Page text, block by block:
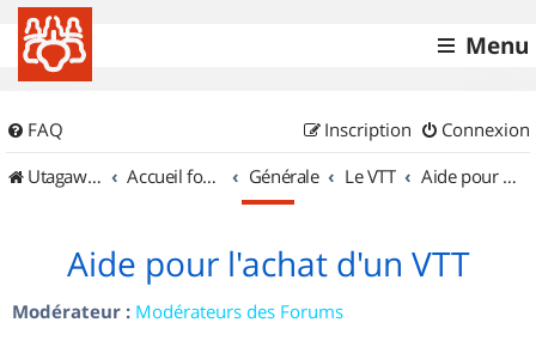
Menu
FAQ Connexion
Inscription
UtagawaVTT (Randos VTT et VTTAE avec traces GPS)
Accueil forum Générale Le VTT Aide pour l'achat d'un VTT
Aide pour l'achat d'un VTT
Modérateur : Modérateurs des Forums